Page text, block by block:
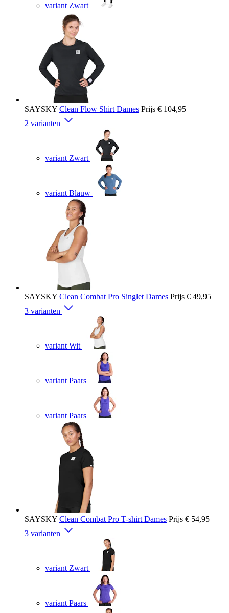
variant Zwart
SAYSKY Clean Flow Shirt Dames Prijs € 104,95
2 varianten
variant Zwart
variant Blauw
SAYSKY Clean Combat Pro Singlet Dames Prijs € 49,95
3 varianten
variant Wit
variant Paars
variant Paars
SAYSKY Clean Combat Pro T-shirt Dames Prijs € 54,95
3 varianten
variant Zwart
variant Paars